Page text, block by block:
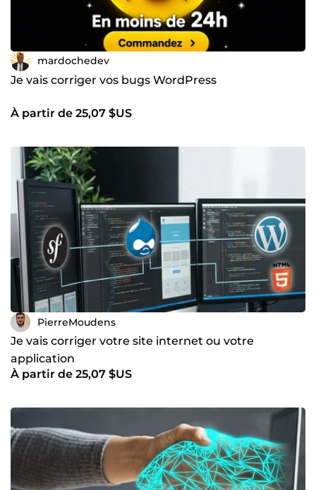
mardochedev
Je vais corriger vos bugs WordPress
À partir de 25,07 $US
PierreMoudens
Je vais corriger votre site internet ou votre
application
À partir de 25,07 $US